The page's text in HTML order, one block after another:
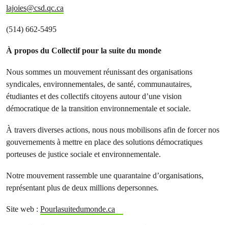
lajoies@csd.qc.ca
(514) 662-5495
À propos du Collectif pour la suite du monde
Nous sommes un mouvement réunissant des organisations
syndicales, environnementales, de santé, communautaires,
étudiantes et des collectifs citoyens autour d’une vision
démocratique de la transition environnementale et sociale.
À travers diverses actions, nous nous mobilisons afin de forcer nos
gouvernements à mettre en place des solutions démocratiques
porteuses de justice sociale et environnementale.
Notre mouvement rassemble une quarantaine d’organisations,
représentant plus de deux millions depersonnes.
Site web : Pourlasuitedumonde.ca